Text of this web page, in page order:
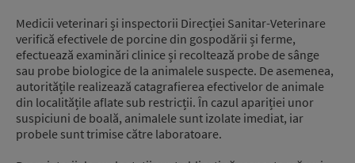
Medicii veterinari și inspectorii Direcției Sanitar-Veterinare
verifică efectivele de porcine din gospodării și ferme,
efectuează examinări clinice și recoltează probe de sânge
sau probe biologice de la animalele suspecte. De asemenea,
autoritățile realizează catagrafierea efectivelor de animale
din localitățile aflate sub restricții. În cazul apariției unor
suspiciuni de boală, animalele sunt izolate imediat, iar
probele sunt trimise către laboratoare.